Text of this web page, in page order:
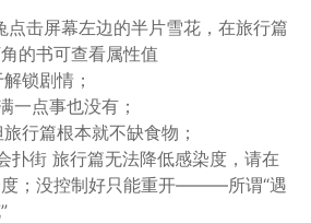
点击屏幕左边的半片雪花，在旅行篇
的书可查看属性值
锁剧情；
一点事也没有；
行篇根本就不缺食物；
扑街 旅行篇无法降低感染度，请在
度；没控制好只能重开———所谓“遇